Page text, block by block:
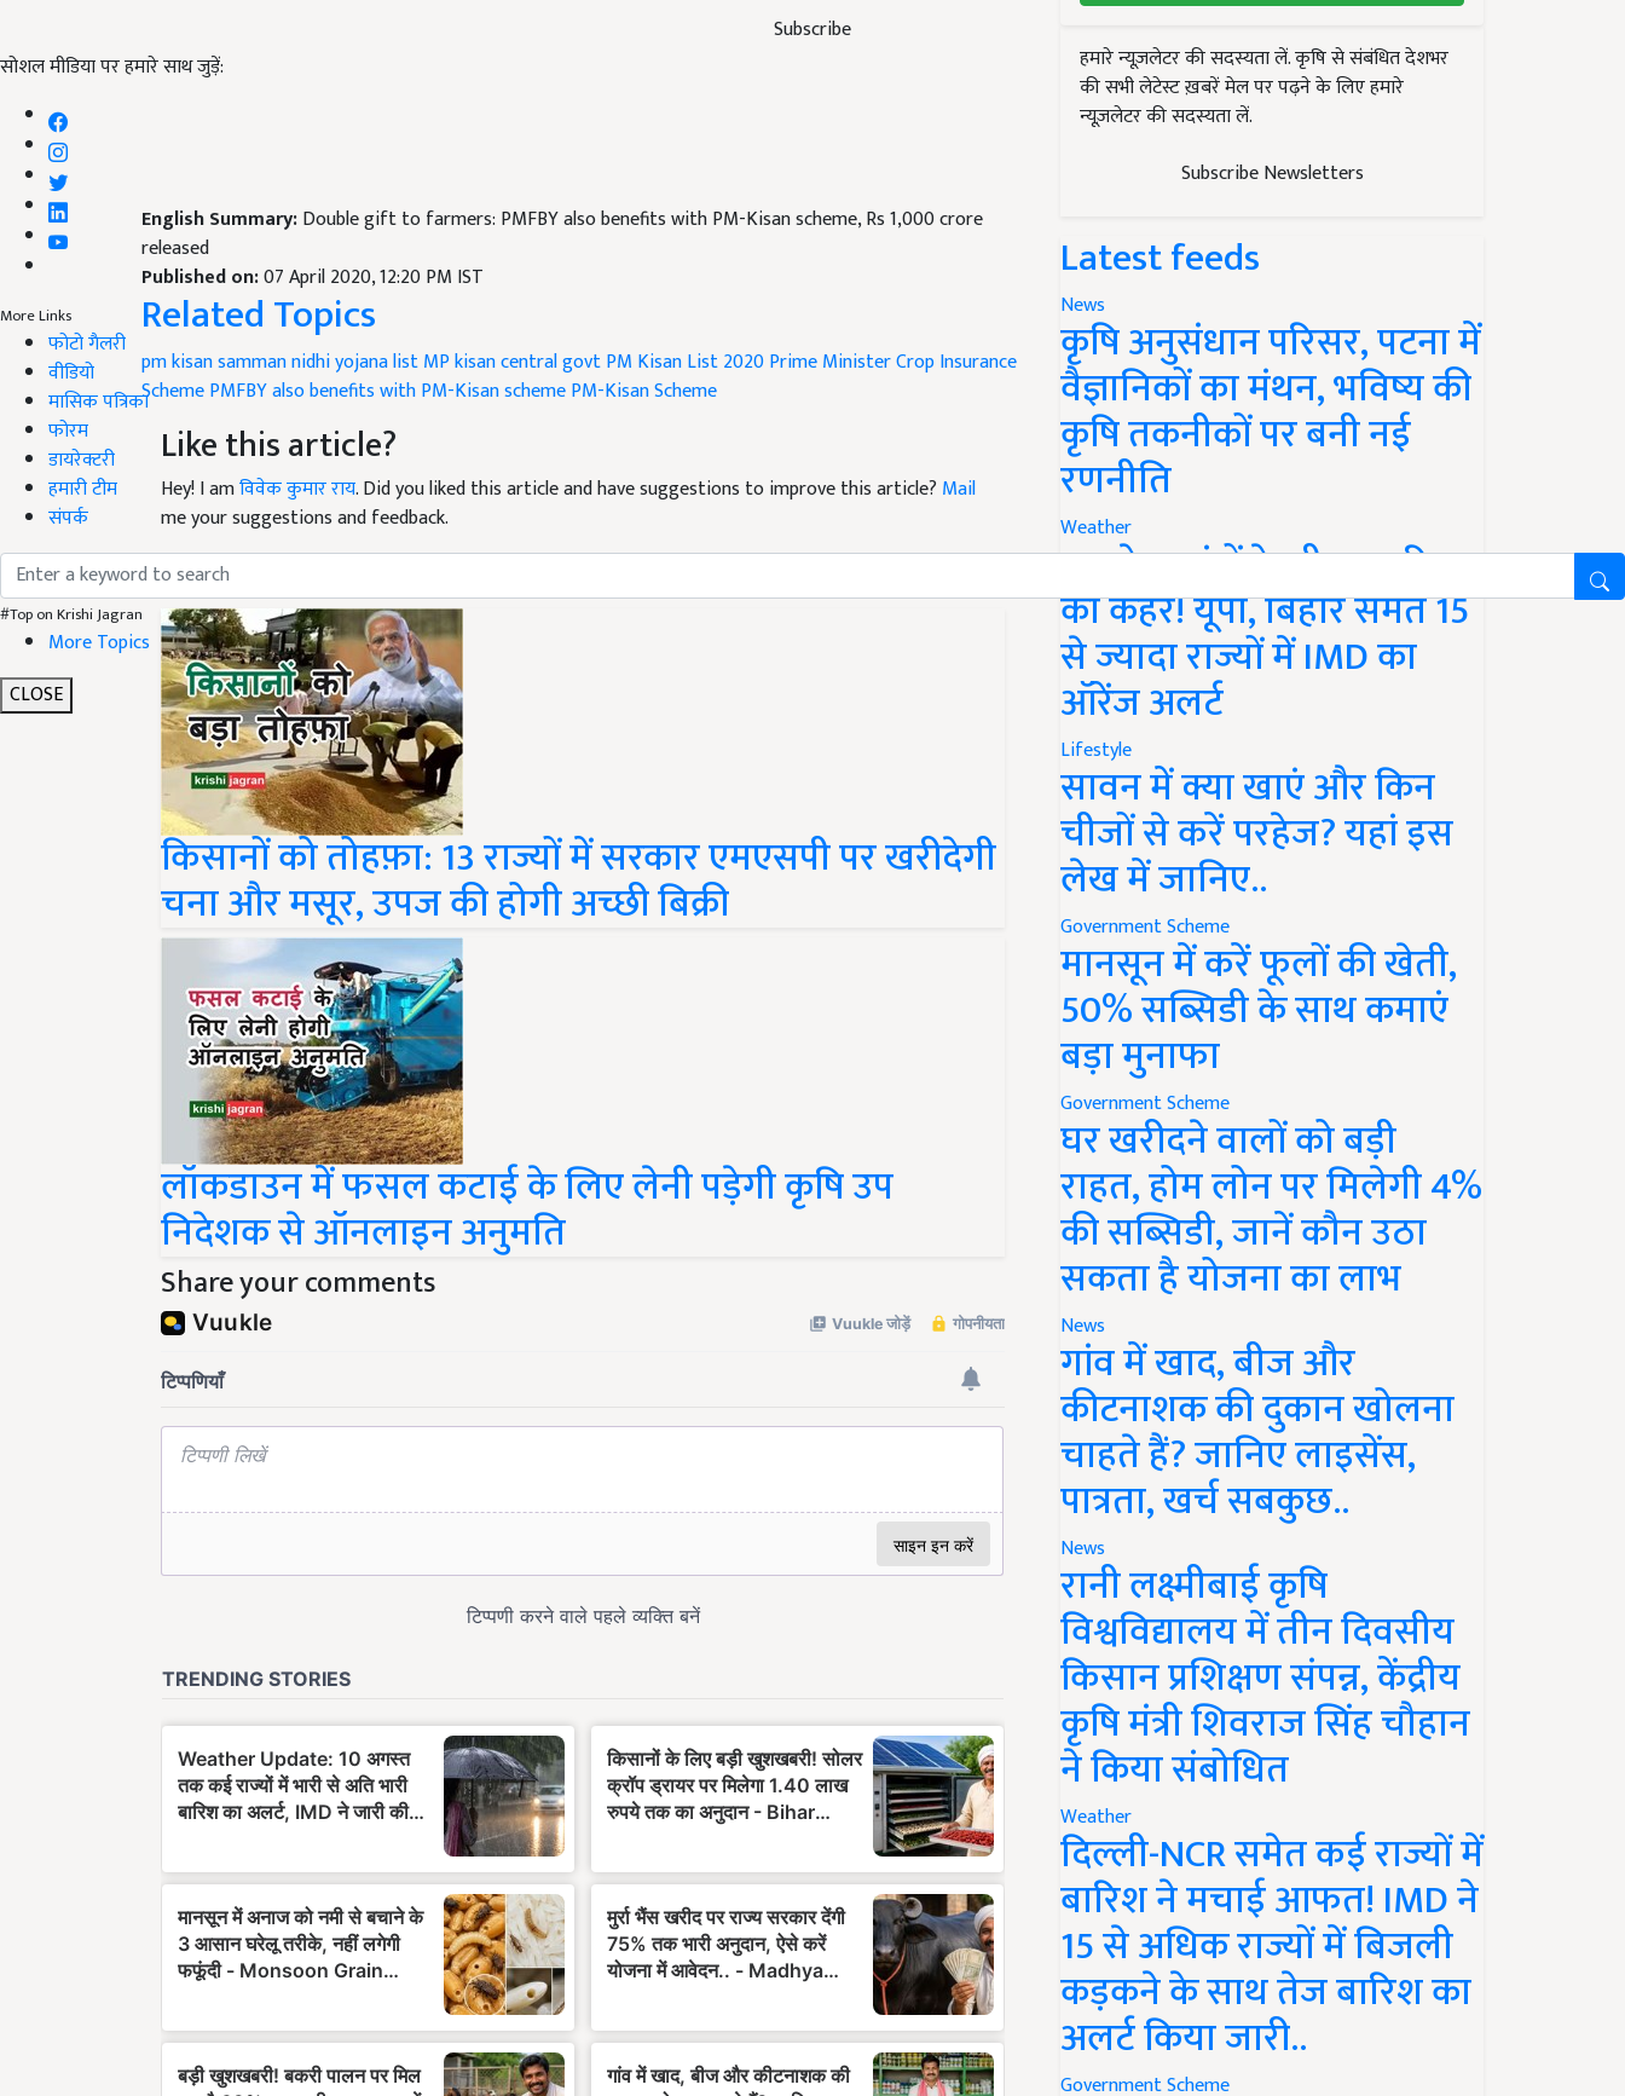
Subscribe
सोशल मीडिया पर हमारे साथ जुड़ें:
More Links
फोटो गैलरी
वीडियो
मासिक पत्रिका
फोरम
डायरेक्टरी
हमारी टीम
संपर्क
#Top on Krishi Jagran
More Topics
CLOSE
English Summary:Double gift to farmers: PMFBY also benefits with PM-Kisan scheme, Rs 1,000 crore
released
Published on:07 April 2020, 12:20 PM IST
Related Topics
pm kisan samman nidhi yojana listMP kisancentral govtPM Kisan List 2020Prime Minister Crop Insurance
SchemePMFBY also benefits with PM-Kisan schemePM-Kisan Scheme
Like this article?
Hey! I amविवेक कुमार राय. Did you liked this article and have suggestions to improve this article? Mail
me your suggestions and feedback.
Read next
किसानों को तोहफ़ा: 13 राज्यों में सरकार एमएसपी पर खरीदेगी
चना और मसूर, उपज की होगी अच्छी बिक्री
लॉकडाउन में फसल कटाई के लिए लेनी पड़ेगी कृषि उप
निदेशक से ऑनलाइन अनुमति
Share your comments
हमारे न्यूज़लेटर की सदस्यता लें. कृषि से संबंधित देशभर
की सभी लेटेस्ट ख़बरें मेल पर पढ़ने के लिए हमारे
न्यूज़लेटर की सदस्यता लें.
Subscribe Newsletters
Latest feeds
News
कृषि अनुसंधान परिसर, पटना में
वैज्ञानिकों का मंथन, भविष्य की
कृषि तकनीकों पर बनी नई
रणनीति
Weather
अगले 12 घंटों के भीतर बारिश
का कहर! यूपी, बिहार समेत 15
से ज्यादा राज्यों में IMD का
ऑरेंज अलर्ट
Lifestyle
सावन में क्या खाएं और किन
चीजों से करें परहेज? यहां इस
लेख में जानिए..
Government Scheme
मानसून में करें फूलों की खेती,
50% सब्सिडी के साथ कमाएं
बड़ा मुनाफा
Government Scheme
घर खरीदने वालों को बड़ी
राहत, होम लोन पर मिलेगी 4%
की सब्सिडी, जानें कौन उठा
सकता है योजना का लाभ
News
गांव में खाद, बीज और
कीटनाशक की दुकान खोलना
चाहते हैं? जानिए लाइसेंस,
पात्रता, खर्च सबकुछ..
News
रानी लक्ष्मीबाई कृषि
विश्वविद्यालय में तीन दिवसीय
किसान प्रशिक्षण संपन्न, केंद्रीय
कृषि मंत्री शिवराज सिंह चौहान
ने किया संबोधित
Weather
दिल्ली-NCR समेत कई राज्यों में
बारिश ने मचाई आफत! IMD ने
15 से अधिक राज्यों में बिजली
कड़कने के साथ तेज बारिश का
अलर्ट किया जारी..
Government Scheme